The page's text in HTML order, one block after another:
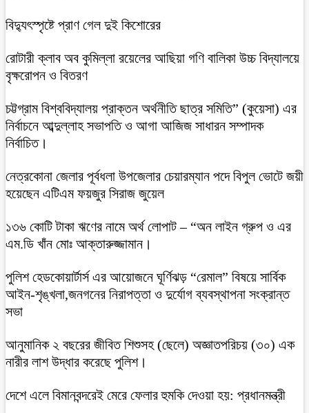
বিদ্যুৎস্পৃষ্টে প্রাণ গেল দুই কিশোরের
রোটারী ক্লাব অব কুমিল্লা রয়েলের আছিয়া গণি বালিকা উচ্চ বিদ্যালয়ে
বৃক্ষরোপন ও বিতরণ
চট্টগ্রাম বিশ্ববিদ্যালয় প্রাক্তন অর্থনীতি ছাত্র সমিতি” (কুয়েসা) এর
নির্বাচনে আব্দুল্লাহ সভাপতি ও আগা আজিজ সাধারন সম্পাদক
নির্বাচিত।
নেত্রকোনা জেলার পূর্বধলা উপজেলার চেয়ারম্যান পদে বিপুল ভোটে জয়ী
হয়েছেন এটিএম ফয়জুর সিরাজ জুয়েল
১৩৬ কোটি টাকা ঋণের নামে অর্থ লোপাট – “অন লাইন গ্রুপ ও এর
এম.ডি খাঁন মোঃ আক্তারুজ্জামান।
পুলিশ হেডকোয়ার্টার্স এর আয়োজনে ঘূর্ণিঝড় “রেমাল” বিষয়ে সার্বিক
আইন-শৃঙ্খলা,জনগনের নিরাপত্তা ও দুর্যোগ ব্যবস্থাপনা সংক্রান্ত
সভা
আনুমানিক ২ বছরের জীবিত শিশুসহ (ছেলে) অজ্ঞাতপরিচয় (৩০) এক
নারীর লাশ উদ্ধার করেছে পুলিশ।
দেশে এলে বিমানবন্দরেই মেরে ফেলার হুমকি দেওয়া হয়: প্রধানমন্ত্রী